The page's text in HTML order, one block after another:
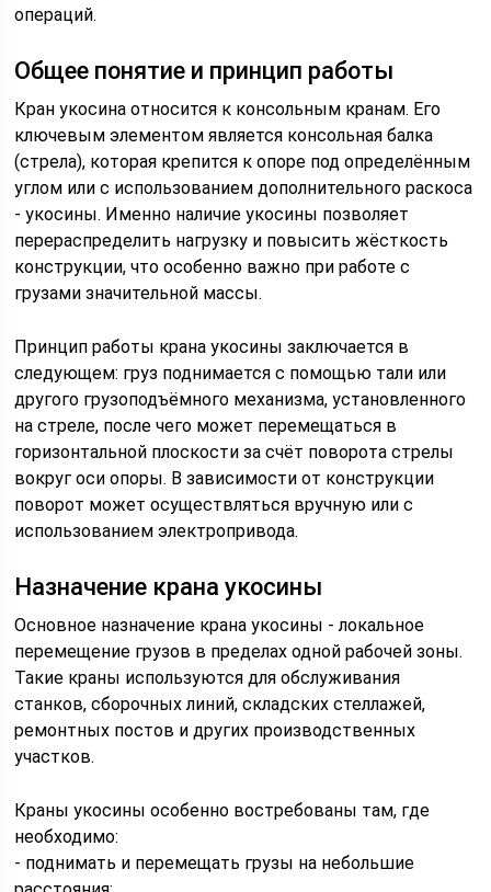
операций.
Общее понятие и принцип работы
Кран укосина относится к консольным кранам. Его
ключевым элементом является консольная балка
(стрела), которая крепится к опоре под определённым
углом или с использованием дополнительного раскоса
- укосины. Именно наличие укосины позволяет
перераспределить нагрузку и повысить жёсткость
конструкции, что особенно важно при работе с
грузами значительной массы.
Принцип работы крана укосины заключается в
следующем: груз поднимается с помощью тали или
другого грузоподъёмного механизма, установленного
на стреле, после чего может перемещаться в
горизонтальной плоскости за счёт поворота стрелы
вокруг оси опоры. В зависимости от конструкции
поворот может осуществляться вручную или с
использованием электропривода.
Назначение крана укосины
Основное назначение крана укосины - локальное
перемещение грузов в пределах одной рабочей зоны.
Такие краны используются для обслуживания
станков, сборочных линий, складских стеллажей,
ремонтных постов и других производственных
участков.
Краны укосины особенно востребованы там, где
необходимо:
- поднимать и перемещать грузы на небольшие